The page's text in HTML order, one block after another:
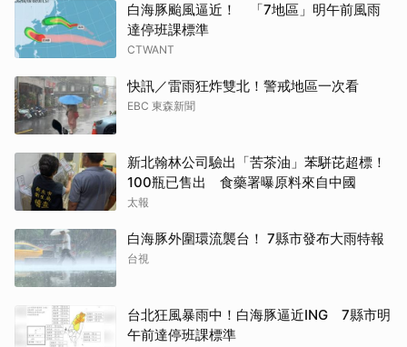
白海豚颱風逼近！ 「7地區」明午前風雨
達停班課標準
CTWANT
快訊／雷雨狂炸雙北！警戒地區一次看
EBC 東森新聞
新北翰林公司驗出「苦茶油」苯駢芘超標！
100瓶已售出 食藥署曝原料來自中國
太報
白海豚外圍環流襲台！ 7縣市發布大雨特報
台視
台北狂風暴雨中！白海豚逼近ING 7縣市明
午前達停班課標準